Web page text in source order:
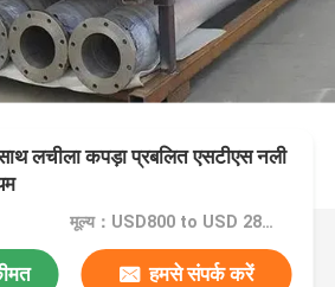
लचीला कपड़ा प्रबलित एसटीएस नली
मूल्य：USD800 to USD 2800 Per Piece
हमसे संपर्क करें